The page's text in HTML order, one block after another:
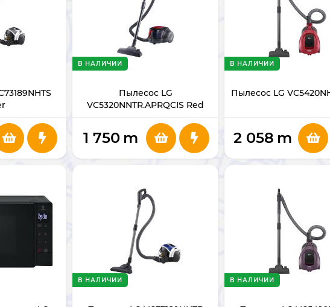
Пылесос LG
VC5320NNTR.APRQCIS Red
В НАЛИЧИИ
1 750 m
Пылесос LG
В НАЛИЧИИ
2 058 m
В НАЛИЧИИ В НАЛИЧИИ